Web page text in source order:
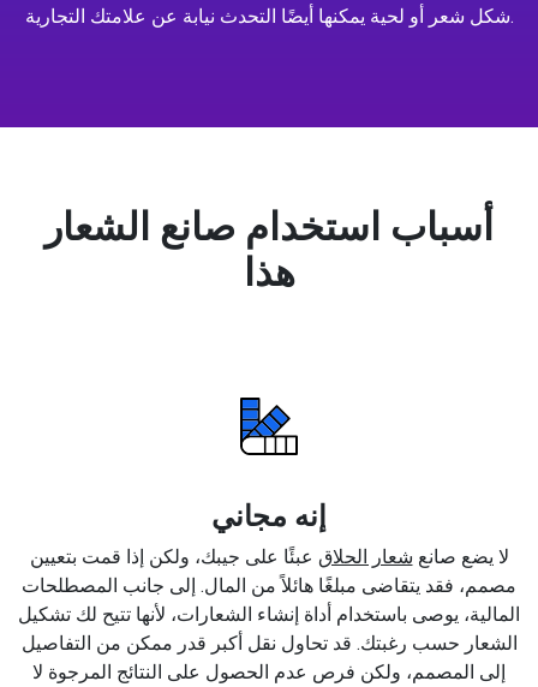
شكل شعر أو لحية يمكنها أيضًا التحدث نيابة عن علامتك التجارية.
أسباب استخدام صانع الشعار
هذا
إنه مجاني
لا يضع صانع شعار الحلاق عبئًا على جيبك، ولكن إذا قمت بتعيين
مصمم، فقد يتقاضى مبلغًا هائلاً من المال. إلى جانب المصطلحات
المالية، يوصى باستخدام أداة إنشاء الشعارات، لأنها تتيح لك تشكيل
الشعار حسب رغبتك. قد تحاول نقل أكبر قدر ممكن من التفاصيل
إلى المصمم، ولكن فرص عدم الحصول على النتائج المرجوة لا